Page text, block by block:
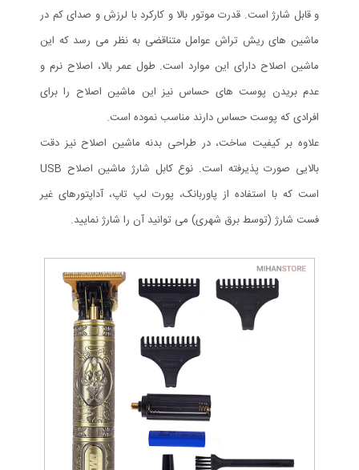
و قابل شارژ است. قدرت موتور بالا و کارکرد با لرزش و صدای کم در
ماشین های ریش تراش عوامل متناقضی به نظر می رسد که این
ماشین اصلاح دارای این موارد است. طول عمر بالا، اصلاح نرم و
عدم بریدن پوست های حساس نیز این ماشین اصلاح را برای
افرادی که پوست حساس دارند مناسب نموده است.
علاوه بر کیفیت ساخت، در طراحی بدنه ماشین اصلاح نیز دقت
بالایی صورت پذیرفته است. نوع کابل شارژ ماشین اصلاح USB
است که با استفاده از پاوربانک، پورت لپ تاپ، آداپتورهای غیر
فست شارژ (توسط برق شهری) می توانید آن را شارژ نمایید.